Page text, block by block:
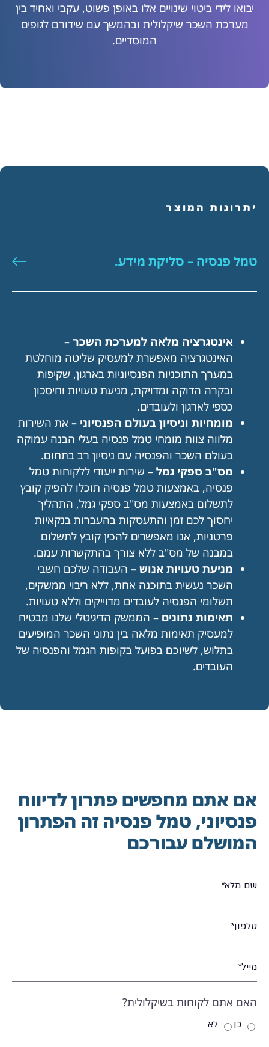
יבואו לידי ביטוי שינויים אלו באופן פשוט, עקבי ואחיד בין
מערכת השכר שיקלולית ובהמשך עם שידורם לגופים
המוסדיים.
יתרונות המוצר
טמל פנסיה – סליקת מידע.
אינטגרציה מלאה למערכת השכר –
האינטגרציה מאפשרת למעסיק שליטה מוחלטת
במערך התוכניות הפנסיוניות בארגון, שקיפות
ובקרה הדוקה ומדויקת, מניעת טעויות וחיסכון
כספי לארגון ולעובדים.
מומחיות וניסיון בעולם הפנסיוני – את השירות
מלווה צוות מומחי טמל פנסיה בעלי הבנה עמוקה
בעולם השכר והפנסיה עם ניסיון רב בתחום.
מס"ב ספקי גמל – שירות ייעודי ללקוחות טמל
פנסיה, באמצעות טמל פנסיה תוכלו להפיק קובץ
לתשלום באמצעות מס"ב ספקי גמל, התהליך
יחסוך לכם זמן והתעסקות בהעברות בנקאיות
פרטניות, אנו מאפשרים להכין קובץ לתשלום
במבנה של מס"ב ללא צורך בהתקשרות עמם.
מניעת טעויות אנוש – העבודה שלכם חשבי
השכר נעשית בתוכנה אחת, ללא ריבוי ממשקים,
תשלומי הפנסיה לעובדים מדוייקים וללא טעויות.
תאימות נתונים – הממשק הדיגיטלי שלנו מבטיח
למעסיק תאימות מלאה בין נתוני השכר המופיעים
בתלוש, לשיוכם בפועל בקופות הגמל והפנסיה של
העובדים.
אם אתם מחפשים פתרון לדיווח
פנסיוני, טמל פנסיה זה הפתרון
המושלם עבורכם
האם אתם לקוחות בשיקלולית?
כן לא